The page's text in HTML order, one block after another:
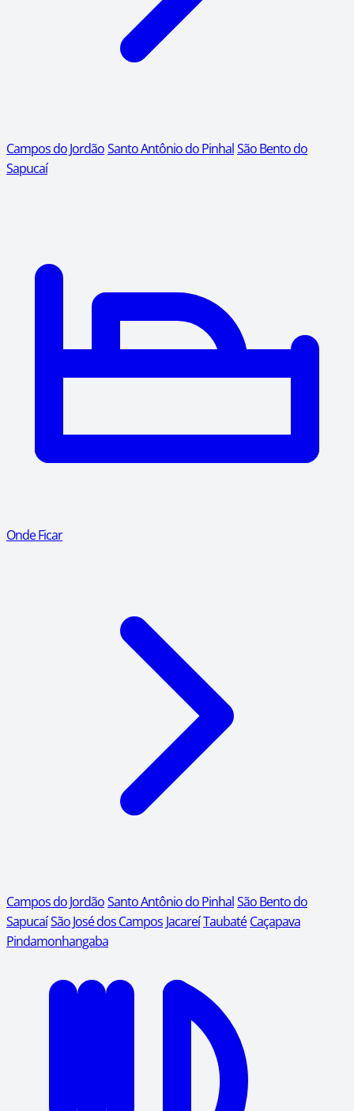
Campos do JordãoSanto Antônio do PinhalSão Bento do
Sapucaí
Onde Ficar
Campos do JordãoSanto Antônio do PinhalSão Bento do
SapucaíSão José dos Campos JacareíTaubaté Caçapava
Pindamonhangaba